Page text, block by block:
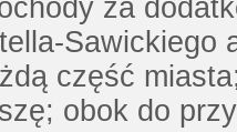
za
Sawickiego
część
obok do